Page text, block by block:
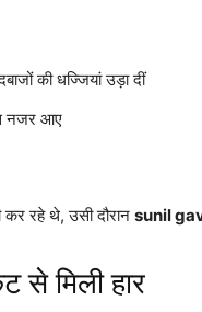
की धज्जियां उड़ा दीं
नजर आए
कर रहे थे, उसी दौरान sunil
से मिली हार